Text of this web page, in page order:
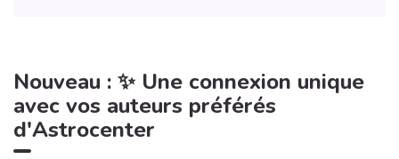
Nouveau : ✨ Une connexion unique
avec vos auteurs préférés
d'Astrocenter